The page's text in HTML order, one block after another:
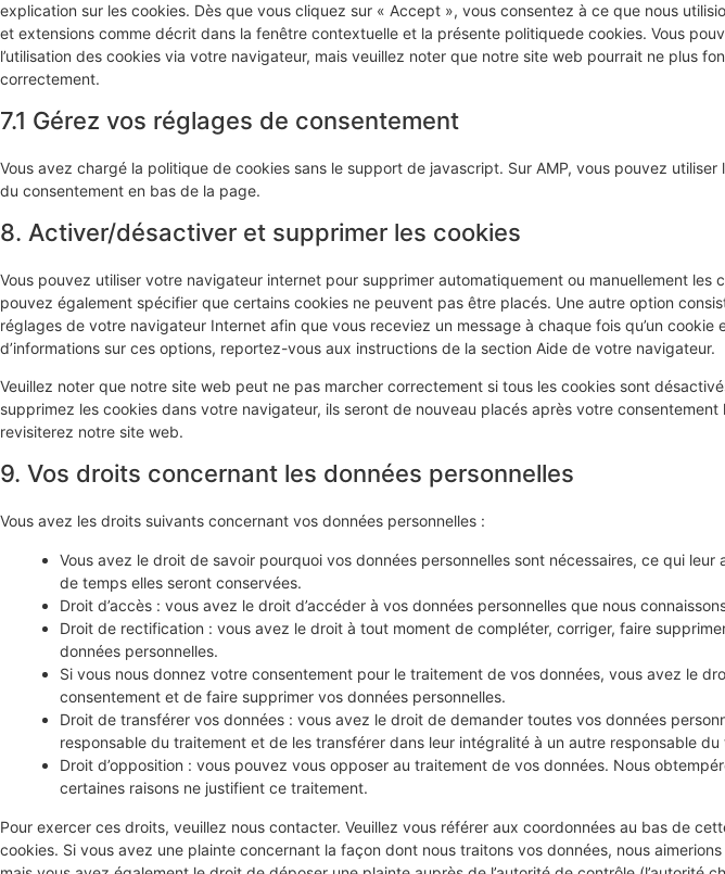
explication sur les cookies. Dès que vous cliquez sur « Accept », vous consentez à ce que nous
et extensions comme décrit dans la fenêtre contextuelle et la présente politiquede cookies. Vous
l’utilisation des cookies via votre navigateur, mais veuillez noter que notre site web pourrait ne plus
correctement.
7.1 Gérez vos réglages de consentement
Vous avez chargé la politique de cookies sans le support de javascript. Sur AMP, vous pouvez utiliser
du consentement en bas de la page.
8. Activer/désactiver et supprimer les cookies
Vous pouvez utiliser votre navigateur internet pour supprimer automatiquement ou manuellement les
pouvez également spécifier que certains cookies ne peuvent pas être placés. Une autre option
réglages de votre navigateur Internet afin que vous receviez un message à chaque fois qu’un cookie
d’informations sur ces options, reportez-vous aux instructions de la section Aide de votre navigateur.
Veuillez noter que notre site web peut ne pas marcher correctement si tous les cookies sont
supprimez les cookies dans votre navigateur, ils seront de nouveau placés après votre consentement
revisiterez notre site web.
9. Vos droits concernant les données personnelles
Vous avez les droits suivants concernant vos données personnelles :
Vous avez le droit de savoir pourquoi vos données personnelles sont nécessaires, ce qui leur
de temps elles seront conservées.
Droit d’accès : vous avez le droit d’accéder à vos données personnelles que nous
Droit de rectification : vous avez le droit à tout moment de compléter, corriger, faire
données personnelles.
Si vous nous donnez votre consentement pour le traitement de vos données, vous avez le
consentement et de faire supprimer vos données personnelles.
Droit de transférer vos données : vous avez le droit de demander toutes vos données
responsable du traitement et de les transférer dans leur intégralité à un autre responsable du
Droit d’opposition : vous pouvez vous opposer au traitement de vos données. Nous
certaines raisons ne justifient ce traitement.
Pour exercer ces droits, veuillez nous contacter. Veuillez vous référer aux coordonnées au bas de
cookies. Si vous avez une plainte concernant la façon dont nous traitons vos données, nous